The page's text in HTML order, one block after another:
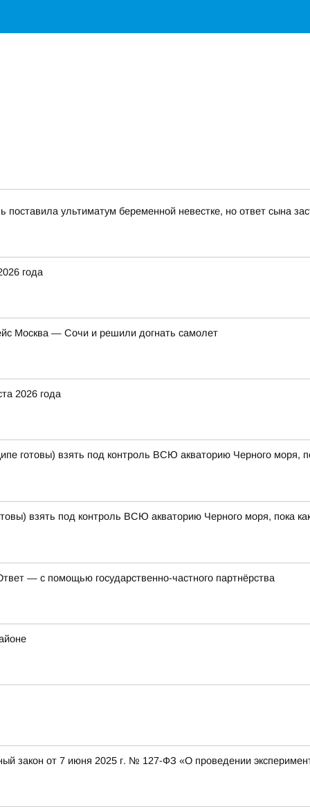
поставила ультиматум беременной невестке, но ответ сына
года
Москва — Сочи и решили догнать самолет
2026 года
готовы) взять под контроль ВСЮ акваторию Черного моря,
взять под контроль ВСЮ акваторию Черного моря, пока
— с помощью государственно-частного партнёрства
закон от 7 июня 2025 г. № 127-ФЗ «О проведении